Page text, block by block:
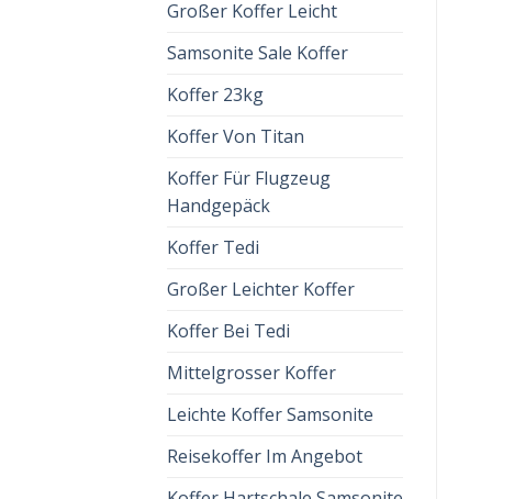
Großer Koffer Leicht
Samsonite Sale Koffer
Koffer 23kg
Koffer Von Titan
Koffer Für Flugzeug
Handgepäck
Koffer Tedi
Großer Leichter Koffer
Koffer Bei Tedi
Mittelgrosser Koffer
Leichte Koffer Samsonite
Reisekoffer Im Angebot